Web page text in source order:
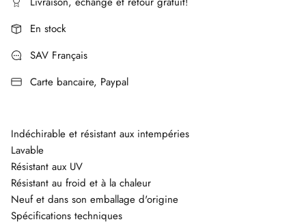
En stock
SAV Français
Carte bancaire, Paypal
Indéchirable et résistant aux intempéries
Lavable
Résistant aux UV
Résistant au froid et à la chaleur
Neuf et dans son emballage d'origine
Spécifications techniques